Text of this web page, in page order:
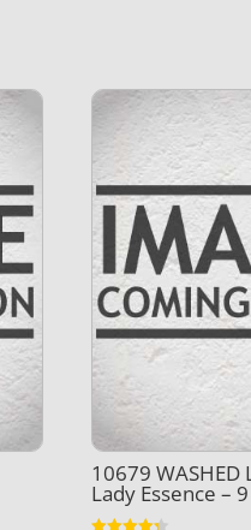
10679 WASHED
Lady Essence –